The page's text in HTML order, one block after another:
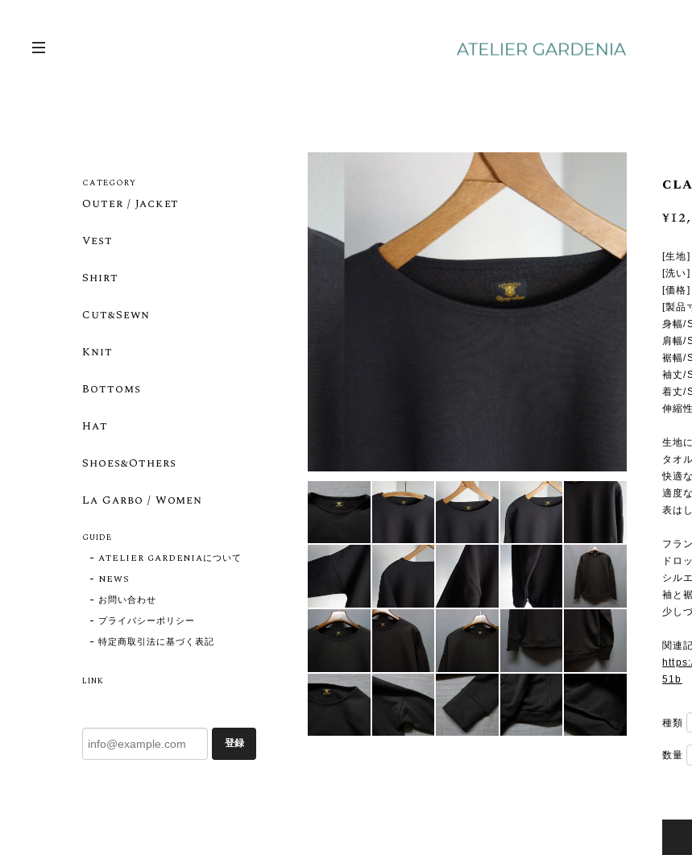
[生地]
[洗い
[価格
[製品
身幅/
肩幅
裾幅/
袖丈/
着丈/
伸縮
生地
タオ
快適
適度
表は
フラ
ドロ
シル
袖と
少し
関連
51b
種類
数量
CATEGORY
Outer / Jacket
Vest
Shirt
Cut&Sewn
Knit
Bottoms
Hat
Shoes&Others
La Garbo / Women
GUIDE
ATELIER GARDENIAについて
NEWS
お問い合わせ
プライバシーポリシー
特定商取引法に基づく表記
LINK
登録